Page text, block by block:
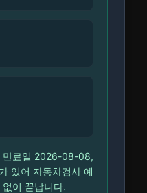
만료일 2026-08-08,
있어 자동차검사 예
이 끝납니다.